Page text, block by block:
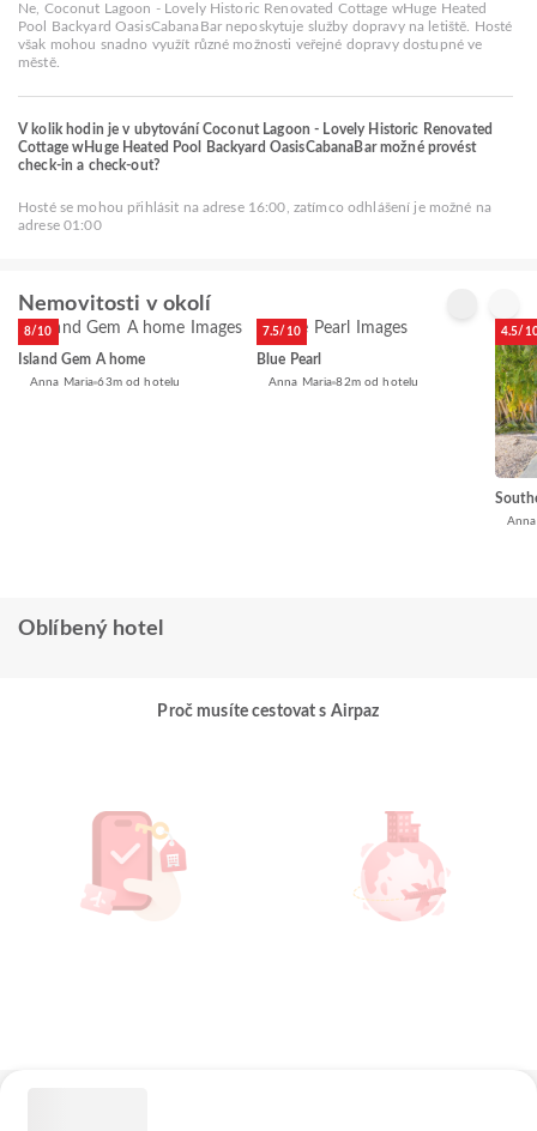
Ne, Coconut Lagoon - Lovely Historic Renovated Cottage wHuge Heated
Pool Backyard OasisCabanaBar neposkytuje služby dopravy na letiště. Hosté
však mohou snadno využít různé možnosti veřejné dopravy dostupné ve
městě.
V kolik hodin je v ubytování Coconut Lagoon - Lovely Historic Renovated
Cottage wHuge Heated Pool Backyard OasisCabanaBar možné provést
check-in a check-out?
Hosté se mohou přihlásit na adrese 16:00, zatímco odhlášení je možné na
adrese 01:00
Nemovitosti v okolí
8/10
Island Gem A home
Anna Maria 63m od hotelu
7.5/10
Blue Pearl
Anna Maria 82m od hotelu
4.5/
Oblíbený hotel
Proč musíte cestovat s Airpaz